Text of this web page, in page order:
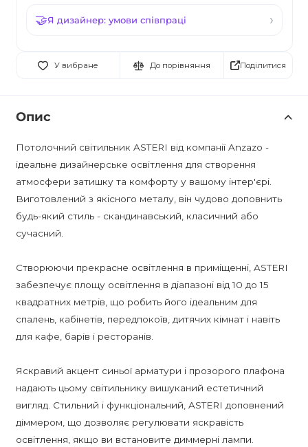
Я дизайнер: умови співпраці
У вибране До порівняння Поділитися
Опис
Потолочний світильник ASTERI від компанії Anzazo -
ідеальне дизайнерське освітлення для створення
атмосфери затишку та комфорту у вашому інтер'єрі.
Виготовлений з якісного металу, він чудово доповнить
будь-який стиль - скандинавський, класичний або
сучасний.
Створюючи прекрасне освітлення в приміщенні, ASTERI
забезпечує площу освітлення в діапазоні від 10 до 15
квадратних метрів, що робить його ідеальним для
спалень, кабінетів, передпокоїв, дитячих кімнат і навіть
для кафе, барів і ресторанів.
Яскравий акцент синьої арматури і прозорого плафона
надають цьому світильнику вишуканий естетичний
вигляд. Стильний і функціональний, ASTERI доповнений
діммером, що дозволяє регулювати яскравість
освітлення, якщо ви встановите диммерні лампи.